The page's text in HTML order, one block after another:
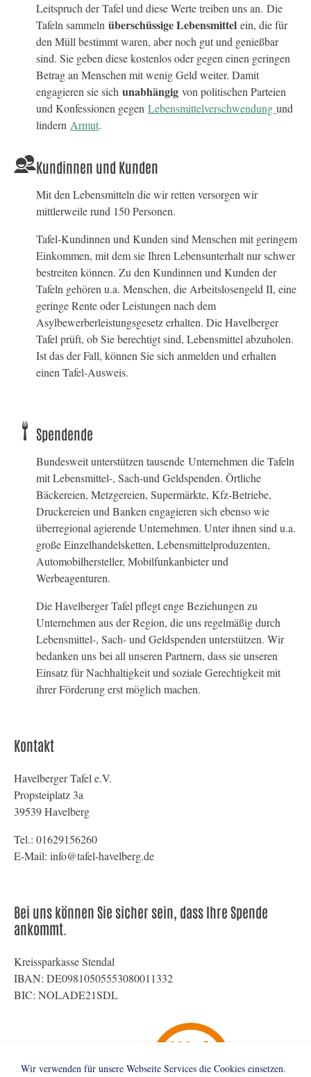
Leitspruch der Tafel und diese Werte treiben uns an. Die
Tafeln sammeln überschüssige Lebensmittel ein, die für
den Müll bestimmt waren, aber noch gut und genießbar
sind. Sie geben diese kostenlos oder gegen einen geringen
Betrag an Menschen mit wenig Geld weiter. Damit
engagieren sie sich unabhängig von politischen Parteien
und Konfessionen gegen Lebensmittelverschwendung und
lindern Armut.
Kundinnen und Kunden
Mit den Lebensmitteln die wir retten versorgen wir
mittlerweile rund 150 Personen.
Tafel-Kundinnen und Kunden sind Menschen mit geringem
Einkommen, mit dem sie Ihren Lebensunterhalt nur schwer
bestreiten können. Zu den Kundinnen und Kunden der
Tafeln gehören u.a. Menschen, die Arbeitslosengeld II, eine
geringe Rente oder Leistungen nach dem
Asylbewerberleistungsgesetz erhalten. Die Havelberger
Tafel prüft, ob Sie berechtigt sind, Lebensmittel abzuholen.
Ist das der Fall, können Sie sich anmelden und erhalten
einen Tafel-Ausweis.
Spendende
Bundesweit unterstützen tausende Unternehmen die Tafeln
mit Lebensmittel-, Sach-und Geldspenden. Örtliche
Bäckereien, Metzgereien, Supermärkte, Kfz-Betriebe,
Druckereien und Banken engagieren sich ebenso wie
überregional agierende Unternehmen. Unter ihnen sind u.a.
große Einzelhandelsketten, Lebensmittelproduzenten,
Automobilhersteller, Mobilfunkanbieter und
Werbeagenturen.
Die Havelberger Tafel pflegt enge Beziehungen zu
Unternehmen aus der Region, die uns regelmäßig durch
Lebensmittel-, Sach- und Geldspenden unterstützen. Wir
bedanken uns bei all unseren Partnern, dass sie unseren
Einsatz für Nachhaltigkeit und soziale Gerechtigkeit mit
ihrer Förderung erst möglich machen.
Kontakt
Havelberger Tafel e.V.
Propsteiplatz 3a
39539 Havelberg
Tel.: 01629156260
E-Mail: info@tafel-havelberg.de
Bei uns können Sie sicher sein, dass Ihre Spende
ankommt.
Kreissparkasse Stendal
IBAN: DE09810505553080011332
BIC: NOLADE21SDL
Wir verwenden für unsere Webseite Services die Cookies einsetzen.